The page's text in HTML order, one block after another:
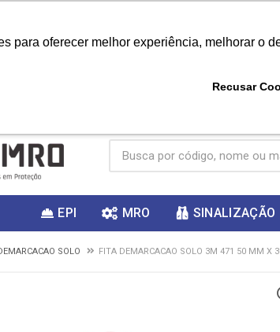
para oferecer melhor experiência, melhorar o
Recusar
ganhar
EPI MRO SINALIZAÇÃO
SOLO FITA DEMARCACAO SOLO 3M 471 50 MM X